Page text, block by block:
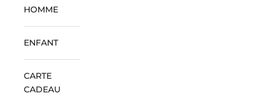
HOMME
ENFANT
CARTE
CADEAU